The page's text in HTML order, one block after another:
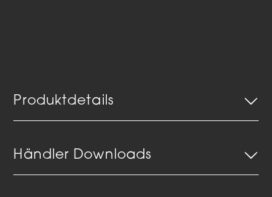
Produktdetails
Händler Downloads